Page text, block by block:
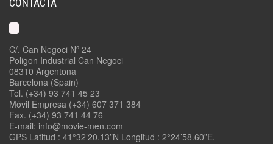
CONTACTA
C/. Can Negoci Nº 24
Poligon Industrial Can Negoci
08310 Argentona
Barcelona (Spain)
Tel. (+34) 93 741 45 23
Móvil Empresa (+34) 607 371 384
Fax. (+34) 93 741 44 76
E-mail: info@movie-men.com
GPS Latitud : 41°32’20.13”N Longitud : 2°24’58.60”E.